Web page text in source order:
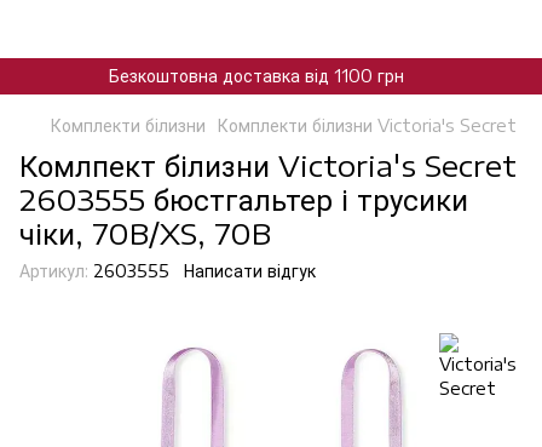
Безкоштовна доставка від 1100 грн
Комплекти білизни Комплекти білизни Victoria's Secret
Комлпект білизни Victoria's Secret
2603555 бюстгальтер і трусики
чіки, 70B/XS, 70B
Артикул: 2603555 Написати відгук